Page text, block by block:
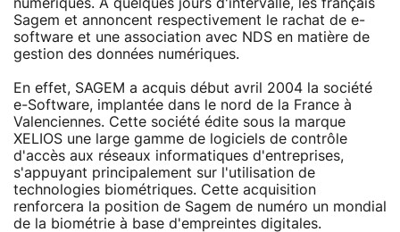
numériques. A quelques jours d'intervalle, les français
Sagem et annoncent respectivement le rachat de e-
software et une association avec NDS en matière de
gestion des données numériques.
En effet, SAGEM a acquis début avril 2004 la société
e-Software, implantée dans le nord de la France à
Valenciennes. Cette société édite sous la marque
XELIOS une large gamme de logiciels de contrôle
d'accès aux réseaux informatiques d'entreprises,
s'appuyant principalement sur l'utilisation de
technologies biométriques. Cette acquisition
renforcera la position de Sagem de numéro un mondial
de la biométrie à base d'empreintes digitales.